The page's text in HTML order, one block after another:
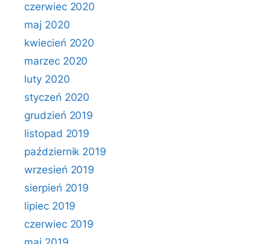
czerwiec 2020
maj 2020
kwiecień 2020
marzec 2020
luty 2020
styczeń 2020
grudzień 2019
listopad 2019
październik 2019
wrzesień 2019
sierpień 2019
lipiec 2019
czerwiec 2019